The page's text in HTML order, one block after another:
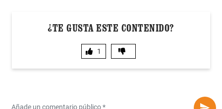
¿TE GUSTA ESTE CONTENIDO?
1